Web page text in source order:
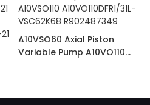
A10VSO60 Axial Piston
Variable Pump A10VO110